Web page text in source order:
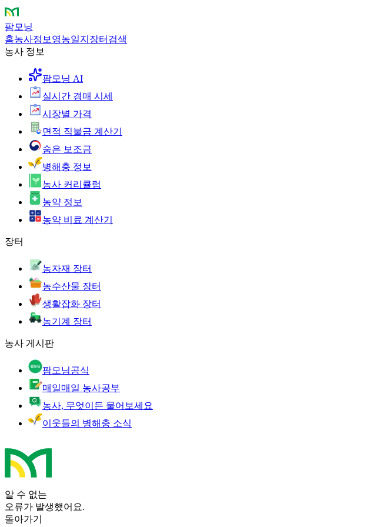
팜모닝
홈농사정보 영농일지 장터 검색
농사 정보
팜모닝 AI
실시간 경매 시세
시장별 가격
면적 직불금 계산기
숨은 보조금
병해충 정보
농사 커리큘럼
농약 정보
농약 비료 계산기
장터
농자재 장터
농수산물 장터
생활잡화 장터
농기계 장터
농사 게시판
팜모닝공식
매일매일 농사공부
농사, 무엇이든 물어보세요
이웃들의 병해충 소식
알 수 없는
오류가 발생했어요.
돌아가기